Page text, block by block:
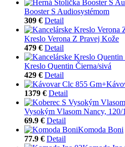
Booster S Audiosystémom
309 € Detail
Kreslo Verona Z Pravej Kože
479 € Detail
Kreslo Quentin Čierna/sivá
429 € Detail
1379 € Detail
Vysokým Vlasom Nancy, 120/
69.9 € Detail
Komoda Boni
77.9 € Detail